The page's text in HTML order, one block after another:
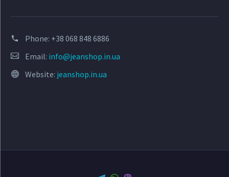
Phone: +38 068 848 6886
Email: info@jeanshop.in.ua
Website: jeanshop.in.ua